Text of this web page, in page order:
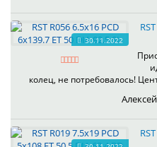
30.11.2022
колец, не потребовалось!